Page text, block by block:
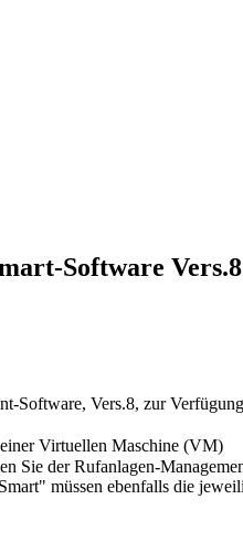
Software
Software, Vers.8, zur Verfügung
Virtuellen Maschine (VM)
Sie der Rufanlagen-
müssen ebenfalls die